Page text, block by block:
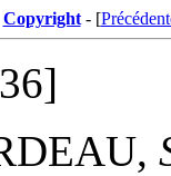
Copyright- [